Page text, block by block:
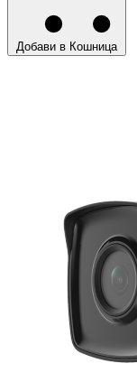
Добави в Кошница